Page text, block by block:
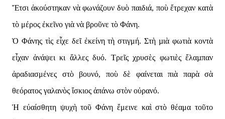
Ἔτσι ἀκούστηκαν νὰ φωνάζουν δυὸ παιδιά, ποὺ ἔτρεχαν κατὰ
τὸ μέρος ἐκεῖνο γιὰ νὰ βροῦνε τὸ Φάνη.
Ὁ Φάνης τὶς εἶχε δεῖ ἐκείνη τὴ στιγμή. Στὴ µιὰ φωτιὰ κοντὰ
εἶχαν ἀνάψει κι ἄλλες δυό. Τρεῖς χρυσὲς φωτιὲς ἔλαµπαν
ἀραδιασμένες στὸ βουνό, ποὺ δὲ φαίνεται πιὰ παρὰ σὰ
θεόρατος γαλανὸς ἴσκιος ἀπάνω στὸν οὐρανό.
Ἡ εὐαίσθητη ψυχὴ τοῦ Φάνη ἔμεινε καὶ στὸ θέαμα τοῦτο